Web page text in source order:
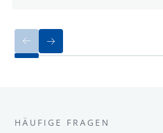
HÄUFIGE FRAGEN